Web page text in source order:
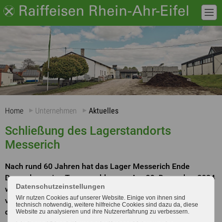
Home Unternehmen Aktuelles
Schließung des Lagerstandorts
Messerich
Nach rund 60 Jahren hat das Lager Messerich Ende
Dezember seine Tore geschlossen. Am 28. Dezember 2024
wurde der Standort mit Kunden und Kollegen feierlich
verabschiedet, um die lange und erfolgreiche Geschichte
dieses Ortes zu würdigen.
Datenschutzeinstellungen
Wir nutzen Cookies auf unserer Website. Einige von ihnen sind
technisch notwendig, weitere hilfreiche Cookies sind dazu da, diese
Website zu analysieren und ihre Nutzererfahrung zu verbessern.